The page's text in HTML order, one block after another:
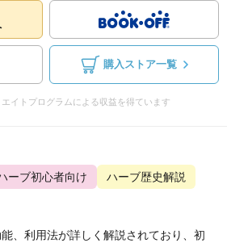
購入ストア一覧
イトプログラムによる収益を得ています
ーブ初心者向け
ハーブ歴史解説
、利用法が詳しく解説されており、初